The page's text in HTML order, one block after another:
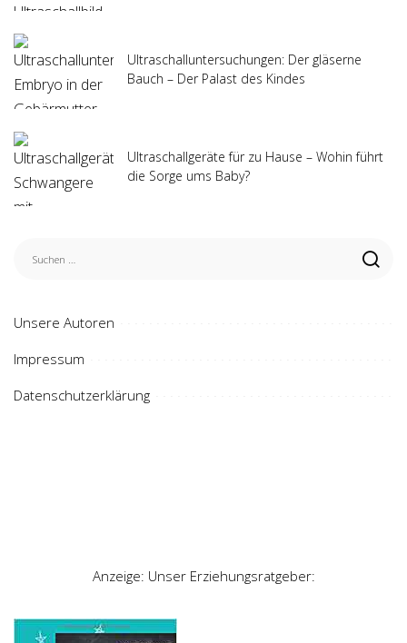
Ultraschalluntersuchungen: Der gläserne
Bauch – Der Palast des Kindes
Ultraschallgeräte für zu Hause – Wohin führt
die Sorge ums Baby?
Unsere Autoren
Impressum
Datenschutzerklärung
Anzeige: Unser Erziehungsratgeber: